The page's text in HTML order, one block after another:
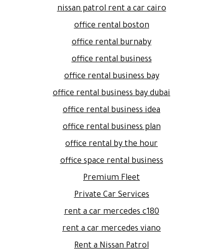
nissan patrol rent a car cairo
office rental boston
office rental burnaby
office rental business
office rental business bay
office rental business bay dubai
office rental business idea
office rental business plan
office rental by the hour
office space rental business
Premium Fleet
Private Car Services
rent a car mercedes c180
rent a car mercedes viano
Rent a Nissan Patrol